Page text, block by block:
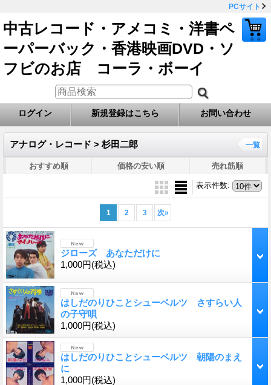
PCサイト
中古レコード・アメコミ・洋書ペ
ーパーバック・香港映画DVD・ソ
フビのお店 コーラ・ボーイ
ログイン 新規登録はこちら お問い合わせ
アナログ・レコード > 杉田二郎 一覧
おすすめ順 価格の安い順 売れ筋順
表示件数:
1 2 3 次»
ジローズ あなただけに
1,000円(税込)
はしだのりひことシューベルツ さすらい人
の子守唄
1,000円(税込)
はしだのりひことシューベルツ 朝陽のまえ
に
1,000円(税込)